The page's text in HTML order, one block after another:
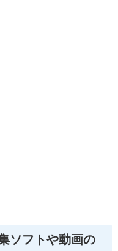
ソフトや動画の